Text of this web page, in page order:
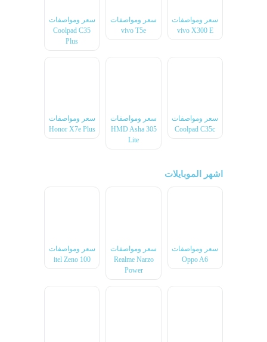
سعر ومواصفات
vivo X300 E
سعر ومواصفات
vivo T5e
سعر ومواصفات
Coolpad C35
Plus
سعر ومواصفات
Coolpad C35c
سعر ومواصفات
HMD Asha 305
Lite
سعر ومواصفات
Honor X7e Plus
اشهر الموبايلات
سعر ومواصفات
Oppo A6
سعر ومواصفات
Realme Narzo
Power
سعر ومواصفات
itel Zeno 100